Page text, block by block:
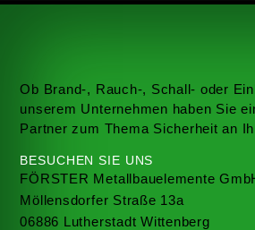
Ob Brand-, Rauch-, Schall- oder
unserem Unternehmen haben Sie
Partner zum Thema Sicherheit an
BESUCHEN SIE UNS
FÖRSTER Metallbauelemente
Möllensdorfer Straße 13a
06886 Lutherstadt Wittenberg